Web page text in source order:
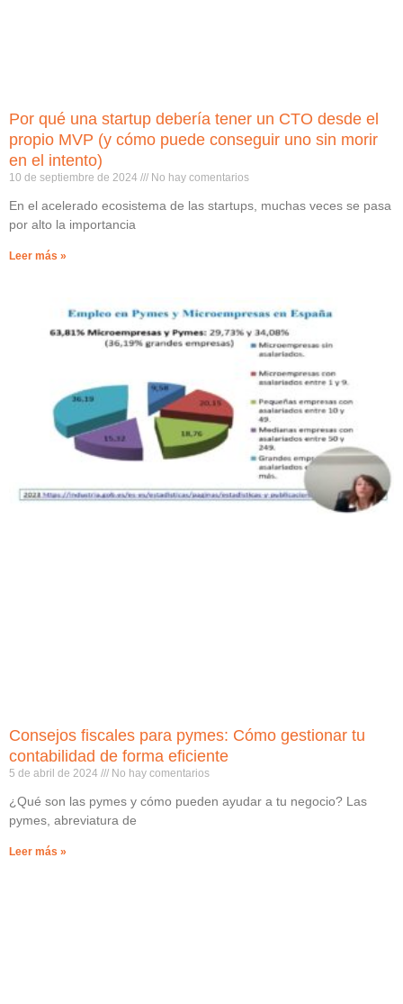
Por qué una startup debería tener un CTO desde el
propio MVP (y cómo puede conseguir uno sin morir
en el intento)
10 de septiembre de 2024 No hay comentarios
En el acelerado ecosistema de las startups, muchas veces se pasa
por alto la importancia
Leer más »
Consejos fiscales para pymes: Cómo gestionar tu
contabilidad de forma eficiente
5 de abril de 2024 No hay comentarios
¿Qué son las pymes y cómo pueden ayudar a tu negocio? Las
pymes, abreviatura de
Leer más »